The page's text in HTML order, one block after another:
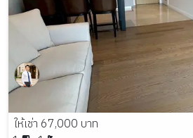
ให้เช่า 67,000 บาท